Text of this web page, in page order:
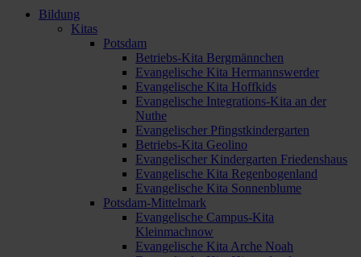
Bildung
Kitas
Potsdam
Betriebs-Kita Bergmännchen
Evangelische Kita Hermannswerder
Evangelische Kita Hoffkids
Evangelische Integrations-Kita an der
Nuthe
Evangelischer Pfingstkindergarten
Betriebs-Kita Geolino
Evangelischer Kindergarten Friedenshaus
Evangelische Kita Regenbogenland
Evangelische Kita Sonnenblume
Potsdam-Mittelmark
Evangelische Campus-Kita
Kleinmachnow
Evangelische Kita Arche Noah